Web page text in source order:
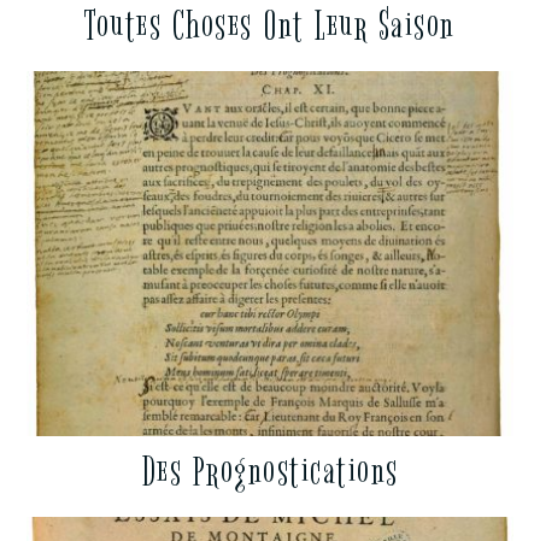
Toutes Choses Ont Leur Saison
Des Prognostications